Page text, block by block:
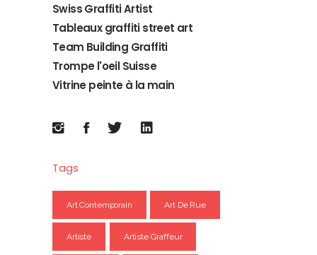
Swiss Graffiti Artist
Tableaux graffiti street art
Team Building Graffiti
Trompe l'oeil Suisse
Vitrine peinte à la main
Tags
Art Contemporain Art De Rue
Artiste Artiste Graffeur